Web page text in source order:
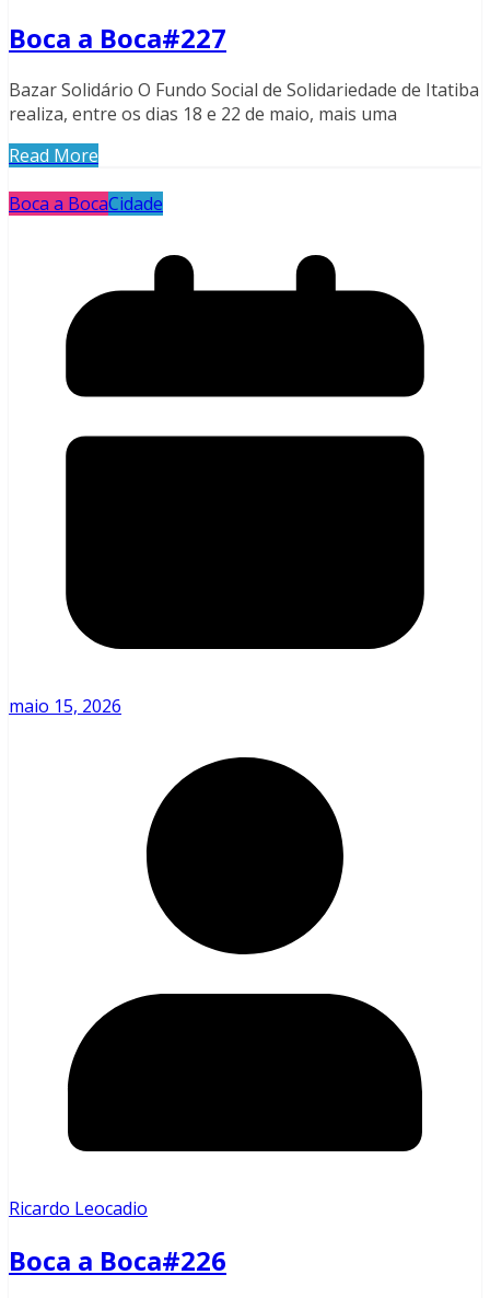
Boca a Boca#227
Bazar Solidário O Fundo Social de Solidariedade de Itatiba
realiza, entre os dias 18 e 22 de maio, mais uma
Read More
Boca a BocaCidade
maio 15, 2026
Ricardo Leocadio
Boca a Boca#226